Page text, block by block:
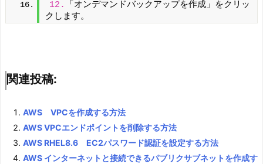
12.
「オンデマンドバックアップを作成」をクリッ
クします。
関連投稿:
AWS VPCを作成する方法
AWS VPCエンドポイントを削除する方法
AWS RHEL8.6 EC2パスワード認証を設定する方法
AWS インターネットと接続できるパブリクサブネットを作成す